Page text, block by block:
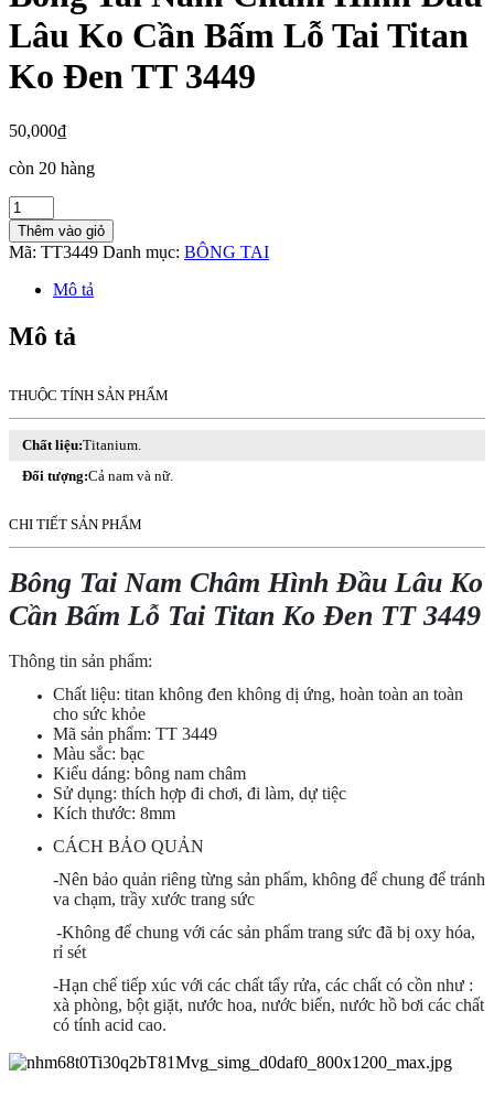
Lâu Ko Cần Bấm Lỗ Tai Titan
Ko Đen TT 3449
50,000₫
còn 20 hàng
Bông
Tai
Nam
Châm
Hình
Lâu
Ko
Lỗ
Tai
Titan
Đen
3449
Thêm vào giỏ
Mã: TT3449 Danh mục: BÔNG TAI
Mô tả
Mô tả
THUỘC TÍNH SẢN PHẨM
Chất liệu:Titanium.
Đối tượng:Cả nam và nữ.
CHI TIẾT SẢN PHẨM
Bông Tai Nam Châm Hình Đầu Lâu Ko
Cần Bấm Lỗ Tai Titan Ko Đen TT 3449
Thông tin sản phẩm:
Chất liệu: titan không đen không dị ứng, hoàn toàn an toàn
cho sức khỏe
Mã sản phẩm: TT 3449
Màu sắc: bạc
Kiểu dáng: bông nam châm
Sử dụng: thích hợp đi chơi, đi làm, dự tiệc
Kích thước: 8mm
CÁCH BẢO QUẢN
-Nên bảo quản riêng từng sản phẩm, không để chung để tránh
va chạm, trầy xước trang sức
-Không để chung với các sản phẩm trang sức đã bị oxy hóa,
rỉ sét
-Hạn chế tiếp xúc với các chất tẩy rửa, các chất có cồn như :
xà phòng, bột giặt, nước hoa, nước biển, nước hồ bơi các chất
có tính acid cao.